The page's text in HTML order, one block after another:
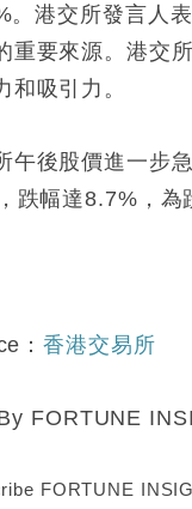
。港交所發言人
重要來源。港交
和吸引力。
午後股價進一步
跌幅達8.7%，為
：香港交易所
FORTUNE
FORTUNE